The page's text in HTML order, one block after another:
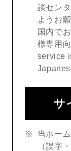
談セン
ようお
国内で
様専用
service
サ
当ホー
（誤字